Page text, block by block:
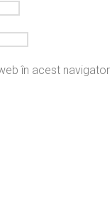
în acest navigator